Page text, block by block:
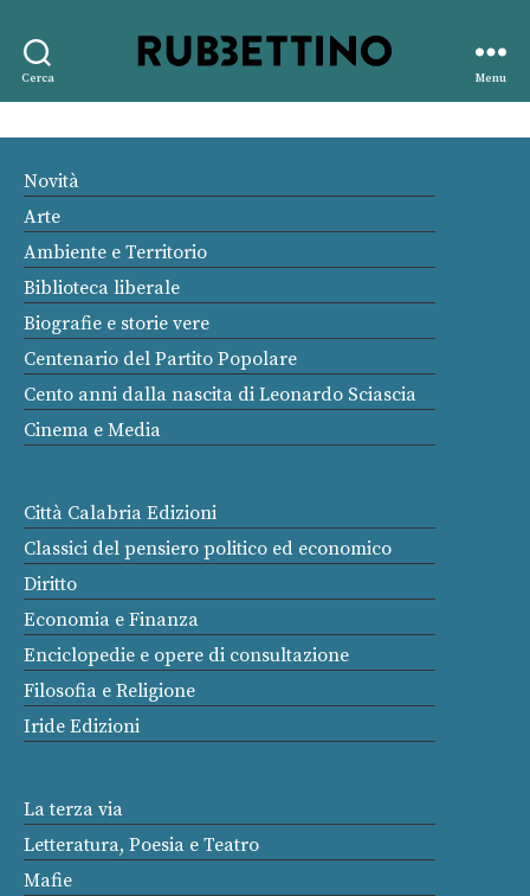
Cerca
editore
Menu
Novità
Arte
Ambiente e Territorio
Biblioteca liberale
Biografie e storie vere
Centenario del Partito Popolare
Cento anni dalla nascita di Leonardo Sciascia
Cinema e Media
Città Calabria Edizioni
Classici del pensiero politico ed economico
Diritto
Economia e Finanza
Enciclopedie e opere di consultazione
Filosofia e Religione
Iride Edizioni
La terza via
Letteratura, Poesia e Teatro
Mafie